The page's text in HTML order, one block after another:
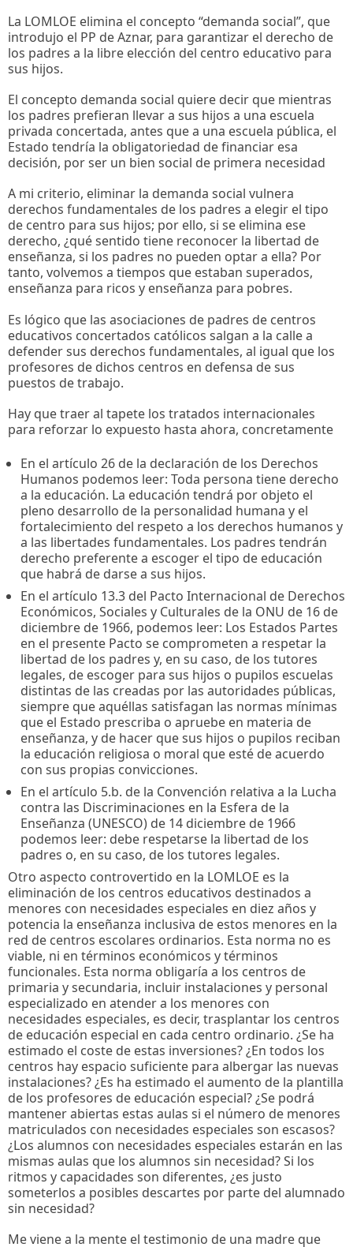
La LOMLOE elimina el concepto “demanda social”, que
introdujo el PP de Aznar, para garantizar el derecho de
los padres a la libre elección del centro educativo para
sus hijos.
El concepto demanda social quiere decir que mientras
los padres prefieran llevar a sus hijos a una escuela
privada concertada, antes que a una escuela pública, el
Estado tendría la obligatoriedad de financiar esa
decisión, por ser un bien social de primera necesidad
A mi criterio, eliminar la demanda social vulnera
derechos fundamentales de los padres a elegir el tipo
de centro para sus hijos; por ello, si se elimina ese
derecho, ¿qué sentido tiene reconocer la libertad de
enseñanza, si los padres no pueden optar a ella? Por
tanto, volvemos a tiempos que estaban superados,
enseñanza para ricos y enseñanza para pobres.
Es lógico que las asociaciones de padres de centros
educativos concertados católicos salgan a la calle a
defender sus derechos fundamentales, al igual que los
profesores de dichos centros en defensa de sus
puestos de trabajo.
Hay que traer al tapete los tratados internacionales
para reforzar lo expuesto hasta ahora, concretamente
En el artículo 26 de la declaración de los Derechos
Humanos podemos leer: Toda persona tiene derecho
a la educación. La educación tendrá por objeto el
pleno desarrollo de la personalidad humana y el
fortalecimiento del respeto a los derechos humanos y
a las libertades fundamentales. Los padres tendrán
derecho preferente a escoger el tipo de educación
que habrá de darse a sus hijos.
En el artículo 13.3 del Pacto Internacional de Derechos
Económicos, Sociales y Culturales de la ONU de 16 de
diciembre de 1966, podemos leer: Los Estados Partes
en el presente Pacto se comprometen a respetar la
libertad de los padres y, en su caso, de los tutores
legales, de escoger para sus hijos o pupilos escuelas
distintas de las creadas por las autoridades públicas,
siempre que aquéllas satisfagan las normas mínimas
que el Estado prescriba o apruebe en materia de
enseñanza, y de hacer que sus hijos o pupilos reciban
la educación religiosa o moral que esté de acuerdo
con sus propias convicciones.
En el artículo 5.b. de la Convención relativa a la Lucha
contra las Discriminaciones en la Esfera de la
Enseñanza (UNESCO) de 14 diciembre de 1966
podemos leer: debe respetarse la libertad de los
padres o, en su caso, de los tutores legales.
Otro aspecto controvertido en la LOMLOE es la
eliminación de los centros educativos destinados a
menores con necesidades especiales en diez años y
potencia la enseñanza inclusiva de estos menores en la
red de centros escolares ordinarios. Esta norma no es
viable, ni en términos económicos y términos
funcionales. Esta norma obligaría a los centros de
primaria y secundaria, incluir instalaciones y personal
especializado en atender a los menores con
necesidades especiales, es decir, trasplantar los centros
de educación especial en cada centro ordinario. ¿Se ha
estimado el coste de estas inversiones? ¿En todos los
centros hay espacio suficiente para albergar las nuevas
instalaciones? ¿Es ha estimado el aumento de la plantilla
de los profesores de educación especial? ¿Se podrá
mantener abiertas estas aulas si el número de menores
matriculados con necesidades especiales son escasos?
¿Los alumnos con necesidades especiales estarán en las
mismas aulas que los alumnos sin necesidad? Si los
ritmos y capacidades son diferentes, ¿es justo
someterlos a posibles descartes por parte del alumnado
sin necesidad?
Me viene a la mente el testimonio de una madre que